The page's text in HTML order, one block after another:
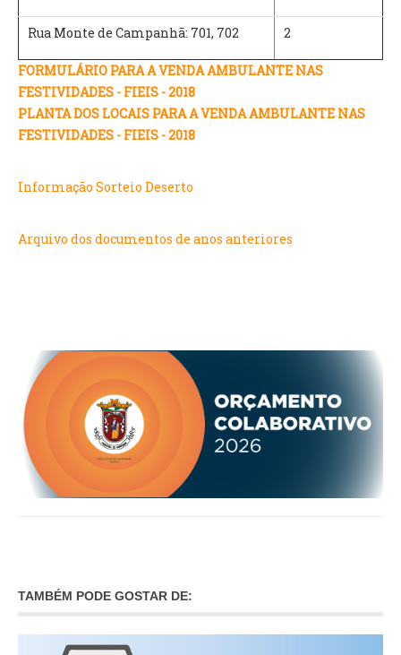
Rua Monte de Campanhã: 701, 702 2
FORMULÁRIO PARA A VENDA AMBULANTE NAS
FESTIVIDADES - FIEIS - 2018
PLANTA DOS LOCAIS PARA A VENDA AMBULANTE NAS
FESTIVIDADES - FIEIS - 2018
Informação Sorteio Deserto
Arquivo dos documentos de anos anteriores
TAMBÉM PODE GOSTAR DE: